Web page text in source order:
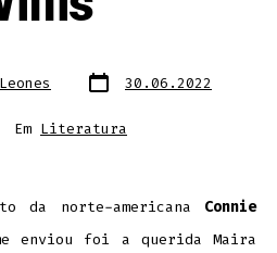
Data
do
30.06.2022
Em Literatura
da norte-americana Connie
enviou foi a querida Maira